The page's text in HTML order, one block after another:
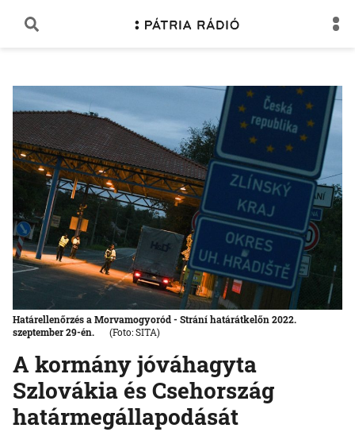
A kormány jóváhagyta
Szlovákia és Csehország
határmegállapodását
Határellenőrzés a Morvamogyoród - Strání határátkelőn 2022.
szeptember 29-én.
(Foto: SITA)